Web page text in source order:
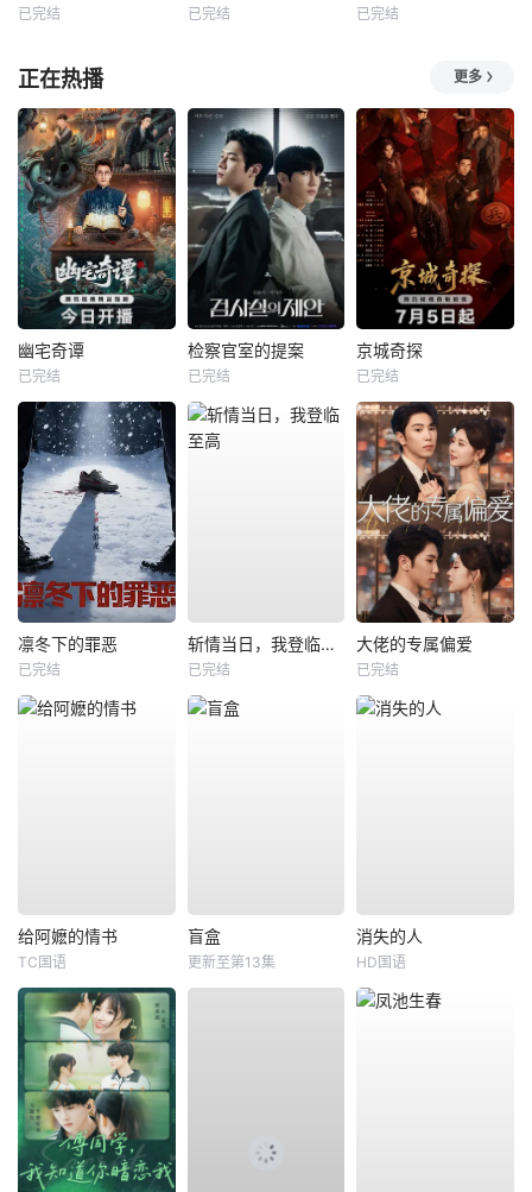
已完结 已完结 已完结
正在热播 更多
幽宅奇谭
已完结
检察官室的提案
已完结
京城奇探
已完结
凛冬下的罪恶
已完结
斩情当日，我登临至高
已完结
大佬的专属偏爱
已完结
给阿嬷的情书
TC国语
盲盒
更新至第13集
消失的人
HD国语